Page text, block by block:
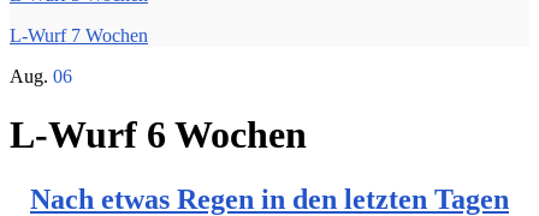
L-Wurf 7 Wochen
Aug. 06
L-Wurf 6 Wochen
Nach etwas Regen in den letzten Tagen